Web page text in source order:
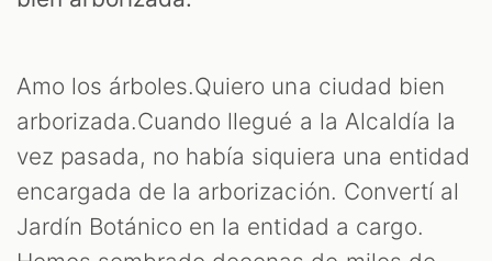
Amo los árboles.Quiero una ciudad bien
arborizada.Cuando llegué a la Alcaldía la
vez pasada, no había siquiera una entidad
encargada de la arborización. Convertí al
Jardín Botánico en la entidad a cargo.